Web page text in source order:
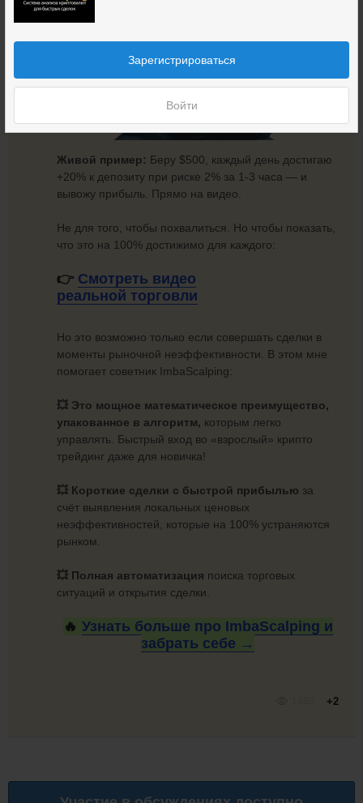
Зарегистрироваться
Войти
Живой пример: Беру $500, каждый день достигаю
+20% к депозиту при риске 2% за 1-3 часа — и
вывожу прибыль. Прямо на видео.
Не для того, чтобы похвалиться. Но чтобы показать,
что это на 100% достижимо для каждого:
👉 Смотреть видео
реальной торговли
Но это возможно только если совершать сделки в
моменты рыночной неэффективности. В этом мне
помогает советник ImbaScalping:
💥 Это мощное математическое преимущество,
упакованное в алгоритм, которым легко
управлять. Быстрый вход во «взрослый» крипто
трейдинг даже для новичка!
💥 Короткие сделки с быстрой прибылью за
счёт выявления локальных ценовых
неэффективностей, которые на 100% устраняются
рынком.
💥 Полная автоматизация поиска торговых
ситуаций и открытия сделки.
🔥 Узнать больше про ImbaScalping и
забрать себе →
+2